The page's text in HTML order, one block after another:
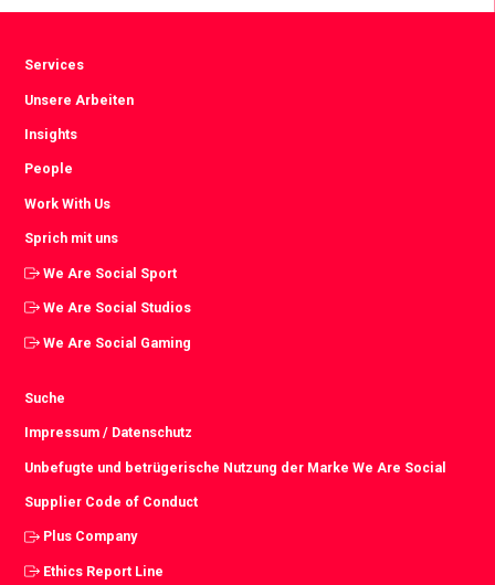
Services
Unsere Arbeiten
Insights
People
Work With Us
Sprich mit uns
We Are Social Sport
We Are Social Studios
We Are Social Gaming
Suche
Impressum / Datenschutz
Unbefugte und betrügerische Nutzung der Marke We Are Social
Supplier Code of Conduct
Plus Company
Ethics Report Line